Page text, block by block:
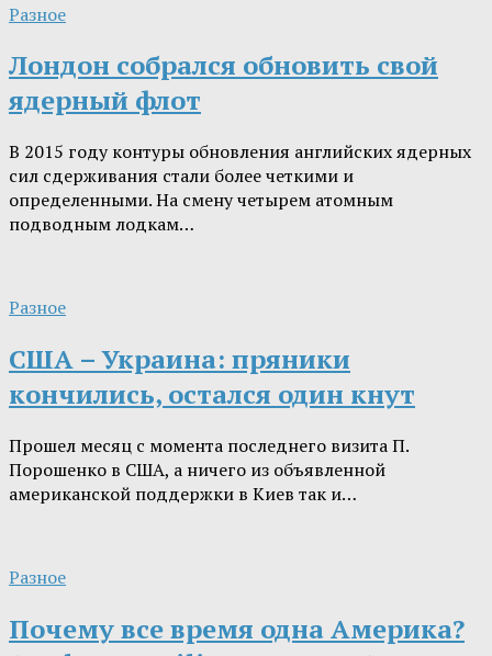
Разное
Лондон собрался обновить свой
ядерный флот
В 2015 году контуры обновления английских ядерных
сил сдерживания стали более четкими и
определенными. На смену четырем атомным
подводным лодкам…
Разное
США – Украина: пряники
кончились, остался один кнут
Прошел месяц с момента последнего визита П.
Порошенко в США, а ничего из объявленной
американской поддержки в Киев так и…
Разное
Почему все время одна Америка?